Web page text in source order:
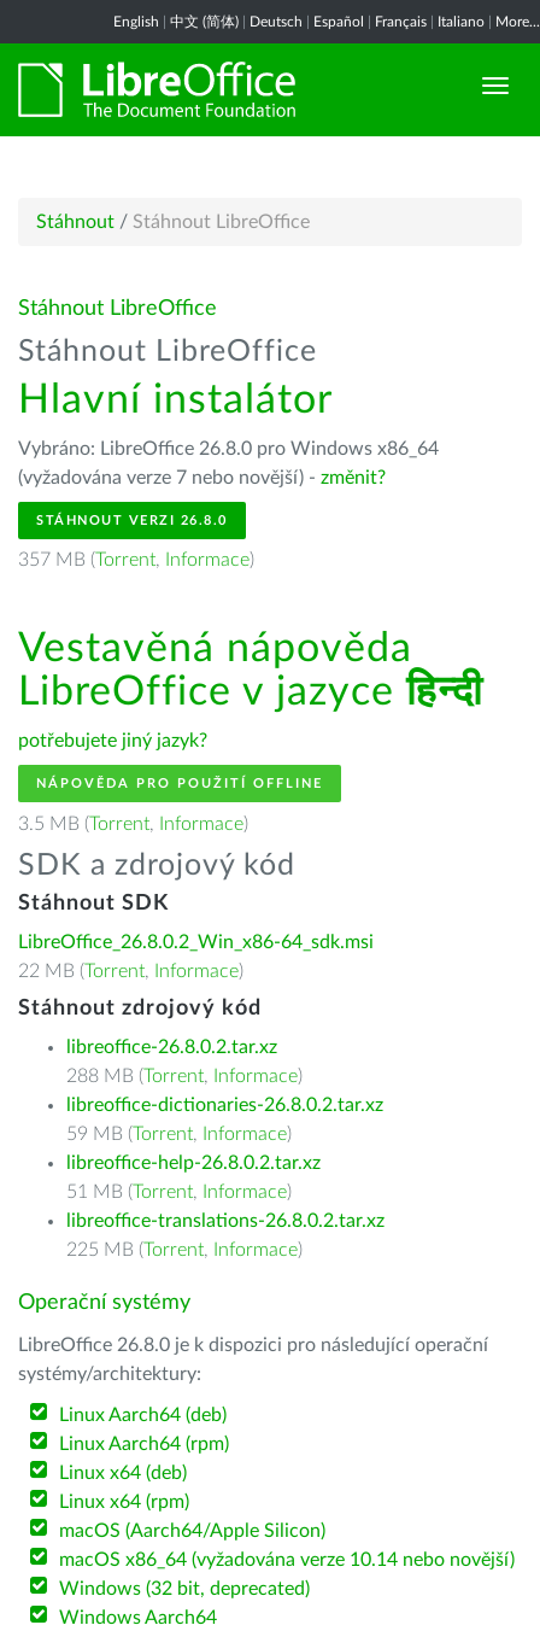
English 中文 (简体) Deutsch Español Français Italiano More...
Stáhnout / Stáhnout LibreOffice
Stáhnout LibreOffice
Stáhnout LibreOffice
Hlavní instalátor
Vybráno: LibreOffice 26.8.0 pro Windows x86_64
(vyžadována verze 7 nebo novější) - změnit?
STÁHNOUT VERZI 26.8.0
357 MB (Torrent, Informace)
Vestavěná nápověda
LibreOffice v jazyceहिन्दी
potřebujete jiný jazyk?
NÁPOVĚDA PRO POUŽITÍ OFFLINE
3.5 MB (Torrent, Informace)
SDK a zdrojový kód
Stáhnout SDK
LibreOffice_26.8.0.2_Win_x86-64_sdk.msi
22 MB (Torrent, Informace)
Stáhnout zdrojový kód
libreoffice-26.8.0.2.tar.xz
288 MB (Torrent, Informace)
libreoffice-dictionaries-26.8.0.2.tar.xz
59 MB (Torrent, Informace)
libreoffice-help-26.8.0.2.tar.xz
51 MB (Torrent, Informace)
libreoffice-translations-26.8.0.2.tar.xz
225 MB (Torrent, Informace)
Operační systémy
LibreOffice 26.8.0 je k dispozici pro následující operační
systémy/architektury:
Linux Aarch64 (deb)
Linux Aarch64 (rpm)
Linux x64 (deb)
Linux x64 (rpm)
macOS (Aarch64/Apple Silicon)
macOS x86_64 (vyžadována verze 10.14 nebo novější)
Windows (32 bit, deprecated)
Windows Aarch64